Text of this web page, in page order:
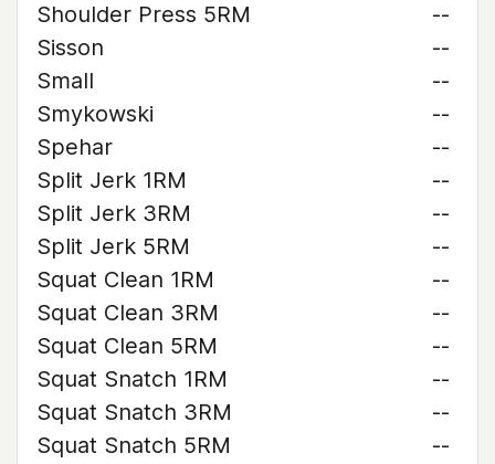
Shoulder Press 5RM
--
Sisson
--
Small
--
Smykowski
--
Spehar
--
Split Jerk 1RM
--
Split Jerk 3RM
--
Split Jerk 5RM
--
Squat Clean 1RM
--
Squat Clean 3RM
--
Squat Clean 5RM
--
Squat Snatch 1RM
--
Squat Snatch 3RM
--
Squat Snatch 5RM
--